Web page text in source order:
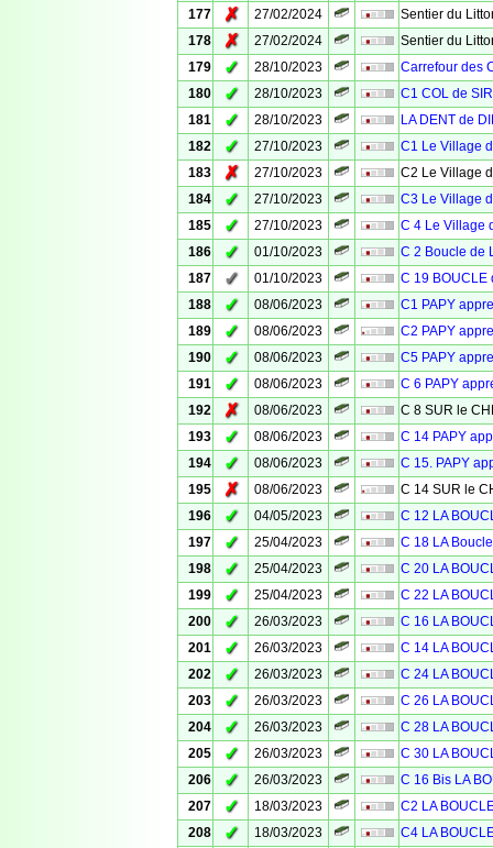
177
✗ 27/02/2024
Sentier du
178
✗ 27/02/2024
Sentier du
179
✓ 28/10/2023
Carrefour des
180
✓ 28/10/2023
C1 COL de
181
✓ 28/10/2023
LA DENT de
182
✓ 27/10/2023
C1 Le Village
183
✗ 27/10/2023
C2 Le Village
184
✓ 27/10/2023
C3 Le Village
185
✓ 27/10/2023
C 4 Le Village
186
✓ 01/10/2023
C 2 Boucle de
187
✓ 01/10/2023
C 19 BOUCLE
188
✓ 08/06/2023
C1 PAPY
189
✓ 08/06/2023
C2 PAPY
190
✓ 08/06/2023
C5 PAPY
191
✓ 08/06/2023
C 6 PAPY
192
✗ 08/06/2023
C 8 SUR le
193
✓ 08/06/2023
C 14 PAPY
194
✓ 08/06/2023
C 15. PAPY
195
✗ 08/06/2023
C 14 SUR le
196
✓ 04/05/2023
C 12 LA
197
✓ 25/04/2023
C 18 LA
198
✓ 25/04/2023
C 20 LA
199
✓ 25/04/2023
C 22 LA
200
✓ 26/03/2023
C 16 LA
201
✓ 26/03/2023
C 14 LA
202
✓ 26/03/2023
C 24 LA
203
✓ 26/03/2023
C 26 LA
204
✓ 26/03/2023
C 28 LA
205
✓ 26/03/2023
C 30 LA
206
✓ 26/03/2023
C 16 Bis LA
207
✓ 18/03/2023
C2 LA
208
✓ 18/03/2023
C4 LA